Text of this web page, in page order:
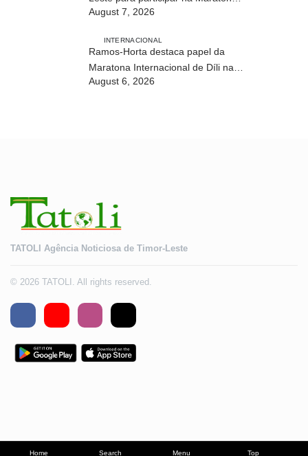
Home Search Menu Top
Internacional de Díli 2026
August 7, 2026
INTERNACIONAL
Ramos-Horta destaca papel da
Maratona Internacional de Díli na
mobilização da juventude
August 6, 2026
TATOLI Agência Noticiosa de Timor-Leste
© 2026 TATOLI. All rights reserved.